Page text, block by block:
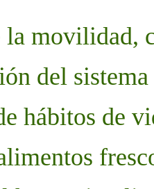
la movilidad,
del
hábitos de